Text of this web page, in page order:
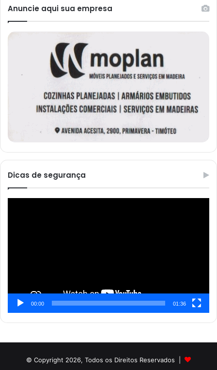
Anuncie aqui sua empresa
Dicas de segurança
00:00 01:36
© Copyright 2026, Todos os Direitos Reservados |